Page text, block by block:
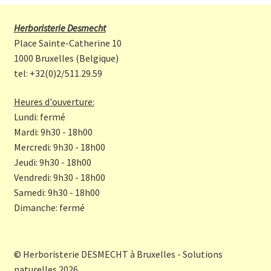
ce
b
o
o
k
st
a
gr
a
m
Herboristerie Desmecht
Place Sainte-Catherine 10
1000 Bruxelles (Belgique)
tel: +32(0)2/511.29.59
Heures d'ouverture:
Lundi: fermé
Mardi: 9h30 - 18h00
Mercredi: 9h30 - 18h00
Jeudi: 9h30 - 18h00
Vendredi: 9h30 - 18h00
Samedi: 9h30 - 18h00
Dimanche: fermé
© Herboristerie DESMECHT à Bruxelles - Solutions